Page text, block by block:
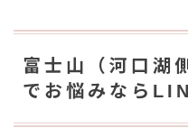
富士山（河口湖
でお悩みなら